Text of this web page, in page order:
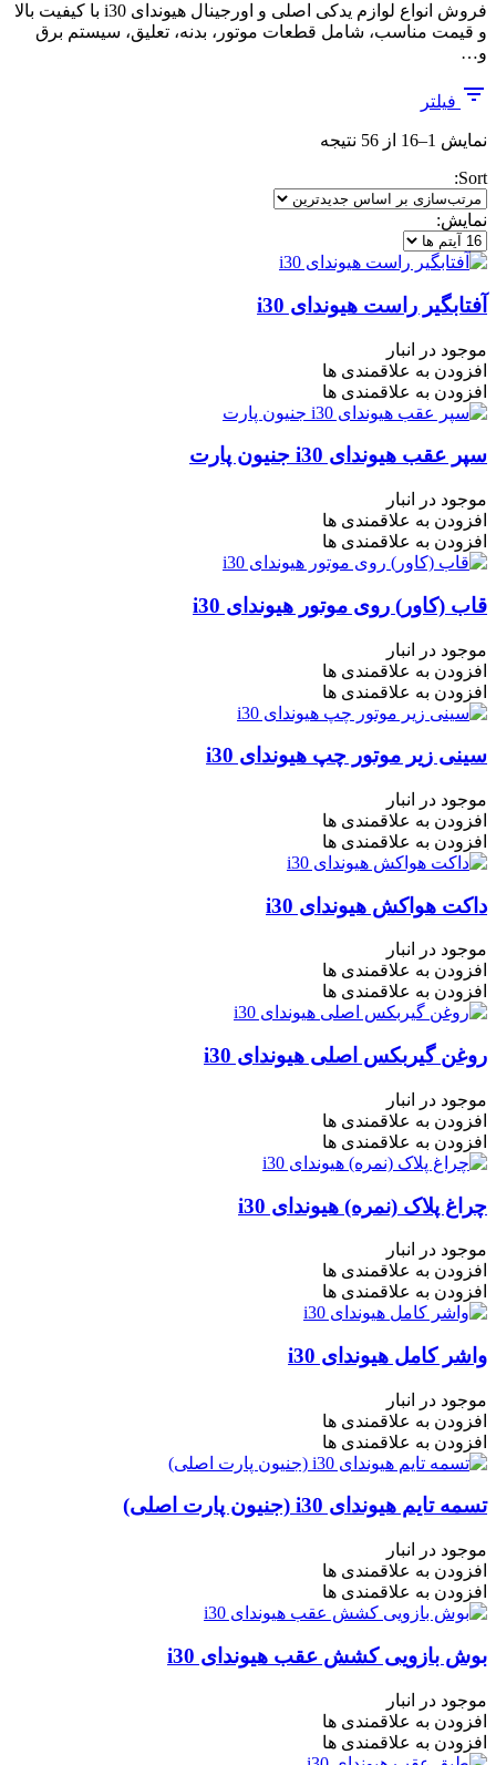
فروش انواع لوازم یدکی اصلی و اورجینال هیوندای i30 با کیفیت بالا
و قیمت مناسب، شامل قطعات موتور، بدنه، تعلیق، سیستم برق
و…
فیلتر
نمایش 1–16 از 56 نتیجه
جدیدترین
Sort:
نمایش:
آفتابگیر راست هیوندای i30
موجود در انبار
افزودن به علاقمندی ها
افزودن به علاقمندی ها
سپر عقب هیوندای i30 جنیون پارت
موجود در انبار
افزودن به علاقمندی ها
افزودن به علاقمندی ها
قاب (کاور) روی موتور هیوندای i30
موجود در انبار
افزودن به علاقمندی ها
افزودن به علاقمندی ها
سینی زیر موتور چپ هیوندای i30
موجود در انبار
افزودن به علاقمندی ها
افزودن به علاقمندی ها
داکت هواکش هیوندای i30
موجود در انبار
افزودن به علاقمندی ها
افزودن به علاقمندی ها
روغن گیربکس اصلی هیوندای i30
موجود در انبار
افزودن به علاقمندی ها
افزودن به علاقمندی ها
چراغ پلاک (نمره) هیوندای i30
موجود در انبار
افزودن به علاقمندی ها
افزودن به علاقمندی ها
واشر کامل هیوندای i30
موجود در انبار
افزودن به علاقمندی ها
افزودن به علاقمندی ها
تسمه تایم هیوندای i30 (جنیون پارت اصلی)
موجود در انبار
افزودن به علاقمندی ها
افزودن به علاقمندی ها
بوش بازویی کشش عقب هیوندای i30
موجود در انبار
افزودن به علاقمندی ها
افزودن به علاقمندی ها